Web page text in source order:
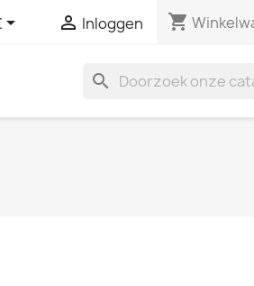
  Inloggen shopping_cart
search